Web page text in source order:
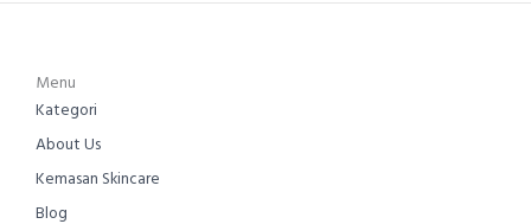
Menu
Kategori
About Us
Kemasan Skincare
Blog